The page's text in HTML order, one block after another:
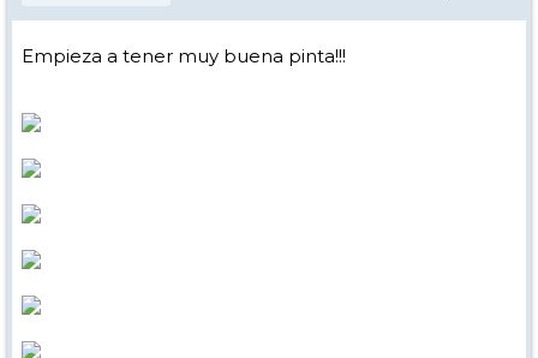
Empieza a tener muy buena pinta!!!